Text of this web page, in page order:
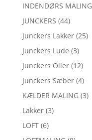
INDENDØRS MALING
JUNCKERS (44)
Junckers Lakker (25)
Junckers Lude (3)
Junckers Olier (12)
Junckers Sæber (4)
KÆLDER MALING (3)
Lakker (3)
LOFT (6)